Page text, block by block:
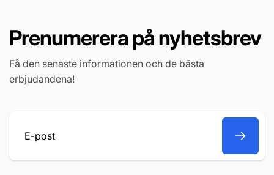
Prenumerera på nyhetsbrev
Få den senaste informationen och de bästa
erbjudandena!
E-